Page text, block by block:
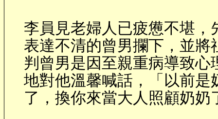
李員見老婦人已疲憊不堪
表達不清的曾男攔下，並
判曾男是因至親重病導致
地對他溫馨喊話，「以前
了，換你來當大人照顧奶奶